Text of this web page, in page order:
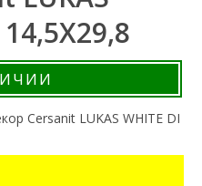
Cersanit LUKAS WHITE